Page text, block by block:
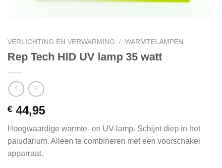
VERLICHTING EN VERWARMING / WARMTELAMPEN
Rep Tech HID UV lamp 35 watt
€ 44,95
Hoogwaardige warmte- en UV-lamp. Schijnt diep in het
paludarium. Alleen te combineren met een voorschakel
apparraat.